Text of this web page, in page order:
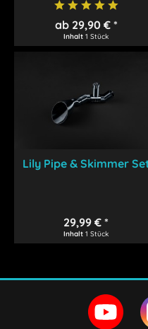
ab 29,90 € *
Inhalt1 Stück
Lily Pipe & Skimmer
29,99 € *
Inhalt1 Stück